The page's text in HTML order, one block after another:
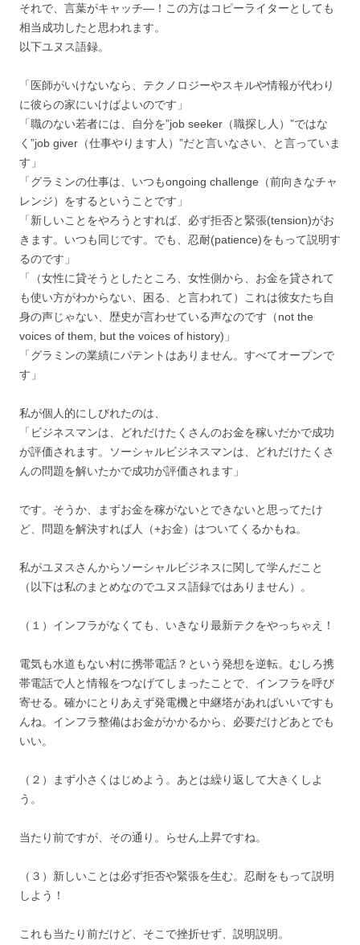
それで、言葉がキャッチ―！この方はコピーライターとしても
相当成功したと思われます。
以下ユヌス語録。
「医師がいけないなら、テクノロジーやスキルや情報が代わり
に彼らの家にいけばよいのです」
「職のない若者には、自分を”job seeker（職探し人）”ではな
く”job giver（仕事やります人）”だと言いなさい、と言っていま
す」
「グラミンの仕事は、いつもongoing challenge（前向きなチャ
レンジ）をするということです」
「新しいことをやろうとすれば、必ず拒否と緊張(tension)がお
きます。いつも同じです。でも、忍耐(patience)をもって説明す
るのです」
「（女性に貸そうとしたところ、女性側から、お金を貸されて
も使い方がわからない、困る、と言われて）これは彼女たち自
身の声じゃない、歴史が言わせている声なのです（not the
voices of them, but the voices of history)」
「グラミンの業績にパテントはありません。すべてオープンで
す」
私が個人的にしびれたのは、
「ビジネスマンは、どれだけたくさんのお金を稼いだかで成功
が評価されます。ソーシャルビジネスマンは、どれだけたくさ
んの問題を解いたかで成功が評価されます」
です。そうか、まずお金を稼がないとできないと思ってたけ
ど、問題を解決すれば人（+お金）はついてくるかもね。
私がユヌスさんからソーシャルビジネスに関して学んだこと
（以下は私のまとめなのでユヌス語録ではありません）。
（１）インフラがなくても、いきなり最新テクをやっちゃえ！
電気も水道もない村に携帯電話？という発想を逆転。むしろ携
帯電話で人と情報をつなげてしまったことで、インフラを呼び
寄せる。確かにとりあえず発電機と中継塔があればいいですも
んね。インフラ整備はお金がかかるから、必要だけどあとでも
いい。
（２）まず小さくはじめよう。あとは繰り返して大きくしよ
う。
当たり前ですが、その通り。らせん上昇ですね。
（３）新しいことは必ず拒否や緊張を生む。忍耐をもって説明
しよう！
これも当たり前だけど、そこで挫折せず、説明説明。